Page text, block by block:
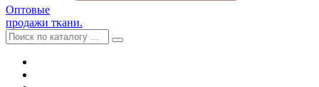
Оптовые
продажи ткани.